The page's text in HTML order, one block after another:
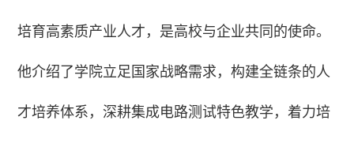
培育高素质产业人才，是高校与企业共同的使命。
他介绍了学院立足国家战略需求，构建全链条的人
才培养体系，深耕集成电路测试特色教学，着力培